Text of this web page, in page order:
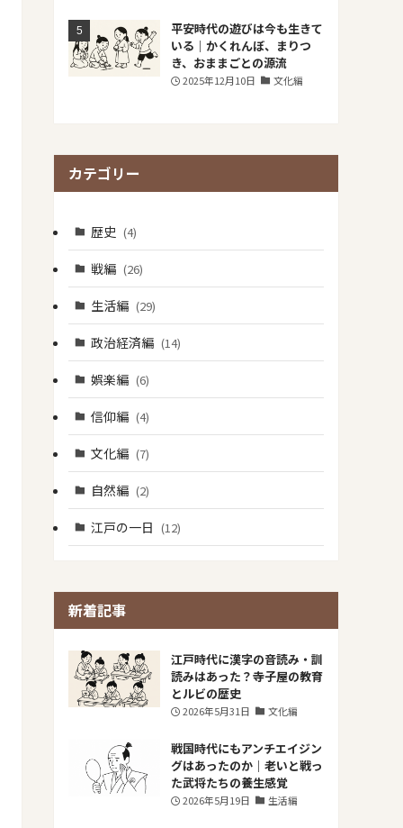
平安時代の遊びは今も生きて
いる｜かくれんぼ、まりつ
き、おままごとの源流
2025年12月10日 文化編
カテゴリー
歴史 (4)
戦編 (26)
生活編 (29)
政治経済編 (14)
娯楽編 (6)
信仰編 (4)
文化編 (7)
自然編 (2)
江戸の一日 (12)
新着記事
​江戸時代に漢字の音読み・訓
読みはあった？寺子屋の教育
とルビの歴史
2026年5月31日 文化編
戦国時代にもアンチエイジン
グはあったのか｜老いと戦っ
た武将たちの養生感覚
2026年5月19日 生活編